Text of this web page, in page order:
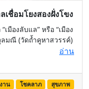
เชื่อมโยงสองฝั่งโขง
มณี (วัดถ้ำคูหาสวรรค์)
อ่าน
าน โชคลาภ
สุขภาพ